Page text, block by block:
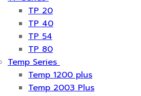
TP 20
TP 40
TP 54
TP 80
Temp Series
Temp 1200 plus
Temp 2003 Plus